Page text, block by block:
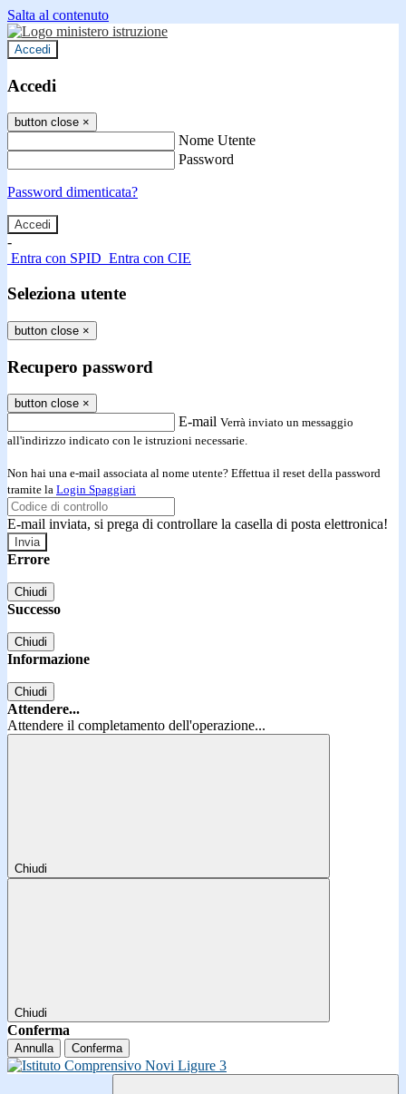
Salta al contenuto
Accedi
Accedi
button close ×
Nome Utente
Password
Password dimenticata?
-
Entra con SPID Entra con CIE
Seleziona utente
button close ×
Recupero password
button close ×
E-mail Verrà inviato un messaggio
all'indirizzo indicato con le istruzioni necessarie.
Non hai una e-mail associata al nome utente? Effettua il reset della password
tramite la Login Spaggiari
E-mail inviata, si prega di controllare la casella di posta elettronica!
Errore
Chiudi
Successo
Chiudi
Informazione
Chiudi
Attendere...
Attendere il completamento dell'operazione...
Chiudi
Chiudi
Conferma
Annulla Conferma